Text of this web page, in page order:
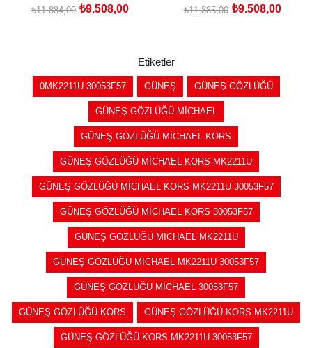
30061356₺9.508,00
₺11.884,00
30058G56₺9.508,00
₺11.885,00
Etiketler
0MK2211U 30053F57 GÜNEŞ GÜNEŞ GÖZLÜĞÜ
GÜNEŞ GÖZLÜĞÜ MİCHAEL
GÜNEŞ GÖZLÜĞÜ MİCHAEL KORS
GÜNEŞ GÖZLÜĞÜ MİCHAEL KORS MK2211U
GÜNEŞ GÖZLÜĞÜ MİCHAEL KORS MK2211U 30053F57
GÜNEŞ GÖZLÜĞÜ MİCHAEL KORS 30053F57
GÜNEŞ GÖZLÜĞÜ MİCHAEL MK2211U
GÜNEŞ GÖZLÜĞÜ MİCHAEL MK2211U 30053F57
GÜNEŞ GÖZLÜĞÜ MİCHAEL 30053F57
GÜNEŞ GÖZLÜĞÜ KORS GÜNEŞ GÖZLÜĞÜ KORS MK2211U
GÜNEŞ GÖZLÜĞÜ KORS MK2211U 30053F57